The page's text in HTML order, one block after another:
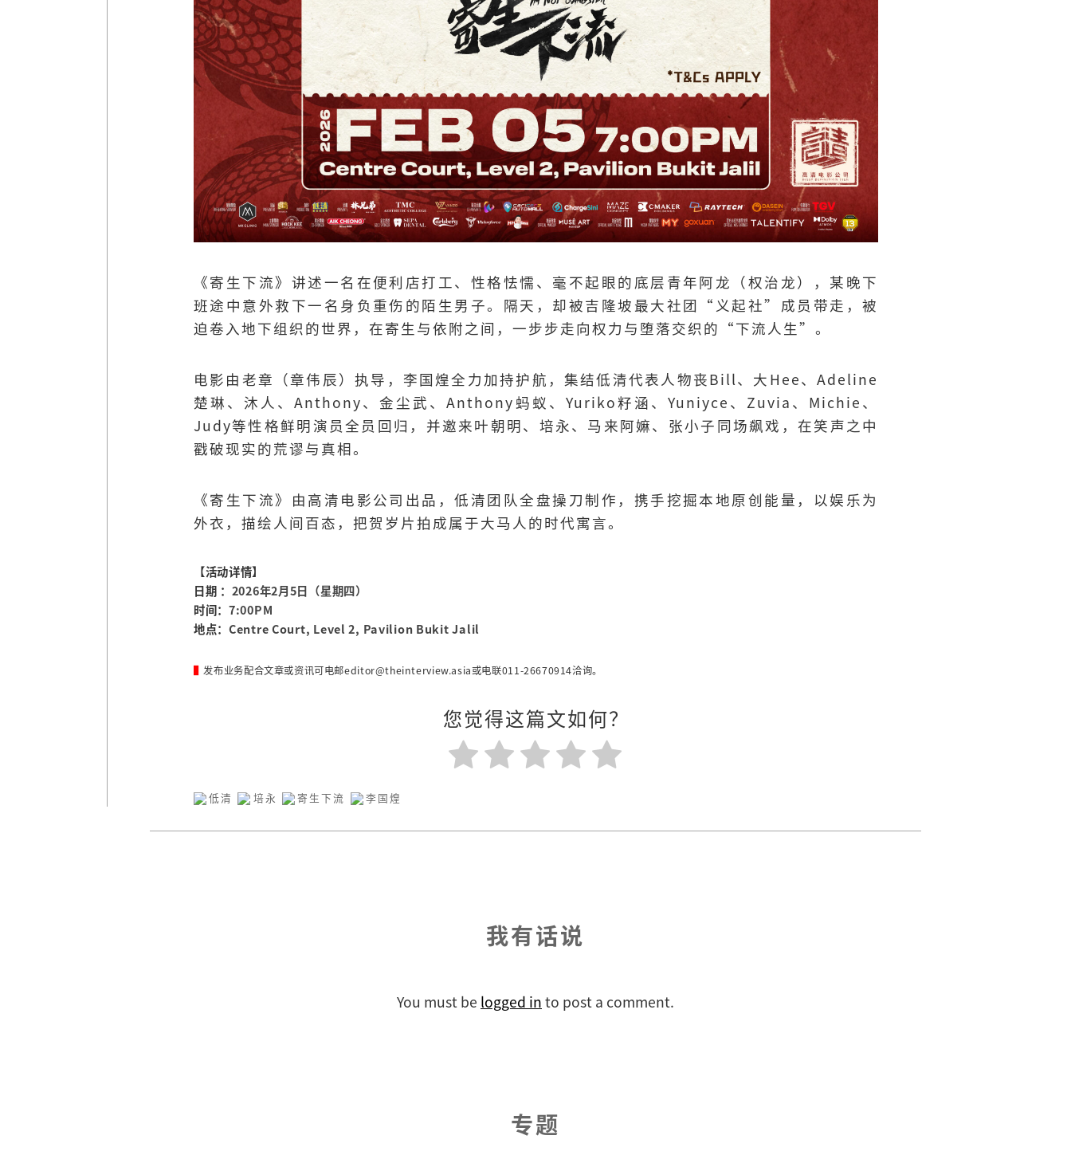
《寄生下流》讲述一名在便利店打工、性格怯懦、毫不起眼的底层青年阿龙（权治龙），某晚下
班途中意外救下一名身负重伤的陌生男子。隔天，却被吉隆坡最大社团“义起社”成员带走，被
迫卷入地下组织的世界，在寄生与依附之间，一步步走向权力与堕落交织的“下流人生”。
电影由老章（章伟辰）执导，李国煌全力加持护航，集结低清代表人物丧Bill、大Hee、Adeline
楚琳、沐人、Anthony、金尘武、Anthony蚂蚁、Yuriko籽涵、Yuniyce、Zuvia、Michie、
Judy等性格鲜明演员全员回归，并邀来叶朝明、培永、马来阿嫲、张小子同场飙戏，在笑声之中
戳破现实的荒谬与真相。
《寄生下流》由高清电影公司出品，低清团队全盘操刀制作，携手挖掘本地原创能量，以娱乐为
外衣，描绘人间百态，把贺岁片拍成属于大马人的时代寓言。
【活动详情】
日期 ： 2026年2月5日（星期四）
时间： 7:00PM
地点： Centre Court, Level 2, Pavilion Bukit Jalil
▌发布业务配合文章或资讯可电邮editor@theinterview.asia或电联011-26670914洽询。
您觉得这篇文如何？
低清 培永 寄生下流 李国煌
我有话说
You must be logged in to post a comment.
专题